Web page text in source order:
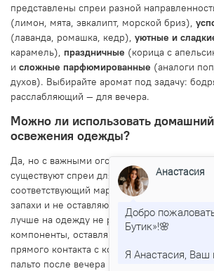
представлены спреи разной
(лимон, мята, эвкалипт, морской бриз),
(лаванда, ромашка, кедр), уютные и
карамель), праздничные (корица с
и сложные парфюмированные (аналоги
духов). Выбирайте аромат под задачу:
расслабляющий — для вечера.
Можно ли использовать
освежения одежды?
Да, но с важными оговорками. Специально
существуют спреи для ткани (fabric
соответствующий маркер на упаковке. Они
запахи и не оставляют пятен. Обычные
лучше на одежду не распылять, так как в их
компоненты, оставляющие следы или не
прямого контакта с кожей. Если вы хотите
пальто после вечера в кафе, лучше
Анастасия
Добро
Бутик»!🌸
Я Анастасия, Ваш